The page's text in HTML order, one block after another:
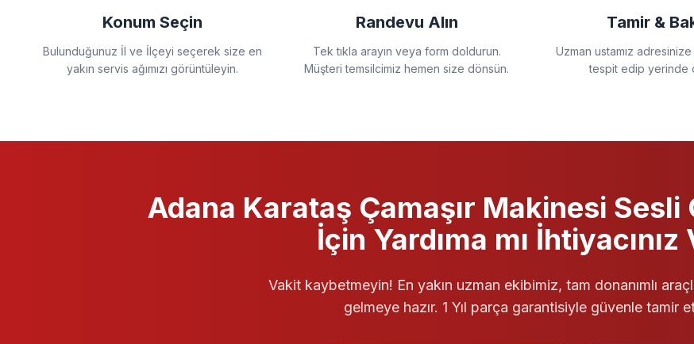
Konum Seçin
Bulunduğunuz İl ve İlçeyi seçerek size en
yakın servis ağımızı görüntüleyin.
Randevu Alın
Tek tıkla arayın veya form doldurun.
Müşteri temsilcimiz hemen size dönsün.
Tamir &
Uzman ustamız adresinize
tespit edip yerinde
Adana Karataş Çamaşır Makinesi Sesli
İçin Yardıma mı İhtiyacınız
Vakit kaybetmeyin! En yakın uzman ekibimiz, tam donanımlı
gelmeye hazır. 1 Yıl parça garantisiyle güvenle tamir